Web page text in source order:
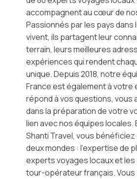
accompagnent au cœur de
Passionnés par les pays dans
vivent, ils partagent leur
terrain, leurs meilleures
expériences qui rendent
unique. Depuis 2018, notre
France est également à votre
répond à vos questions, vous
dans la préparation de votre
lien avec nos équipes locales.
Shanti Travel, vous bénéficiez
deux mondes : l'expertise de
experts voyages locaux et les
tour-opérateur français. Vous